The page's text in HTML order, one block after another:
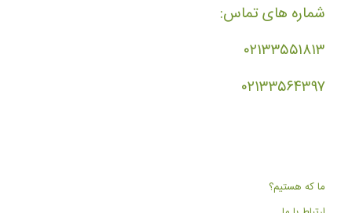
شماره های تماس:
۰۲۱۳۳۵۵۱۸۱۳
۰۲۱۳۳۵۶۴۳۹۷
ما که هستیم؟